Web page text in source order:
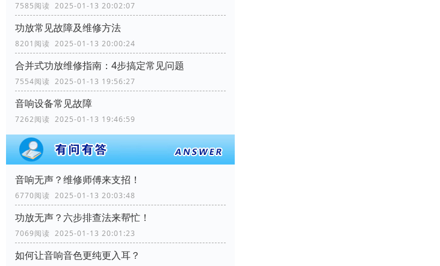
7585阅读 2025-01-13 20:02:07
功放常见故障及维修方法
8201阅读 2025-01-13 20:00:24
合并式功放维修指南：4步搞定常见问题
7554阅读 2025-01-13 19:56:27
音响设备常见故障
7262阅读 2025-01-13 19:46:59
音响无声？维修师傅来支招！
6770阅读 2025-01-13 20:03:48
功放无声？六步排查法来帮忙！
7069阅读 2025-01-13 20:01:23
如何让音响音色更纯更入耳？